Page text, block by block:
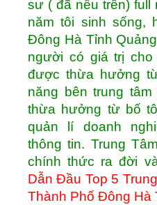
sư ( đã nêu trên) full
năm tôi sinh sống,
Đông Hà Tỉnh
người có giá trị
được thừa hưởng
năng bên trung
thừa hưởng từ bố
quản lí doanh
thông tin. Trung
chính thức ra đời
Dẫn Đầu Top 5
Thành Phố Đông Hà